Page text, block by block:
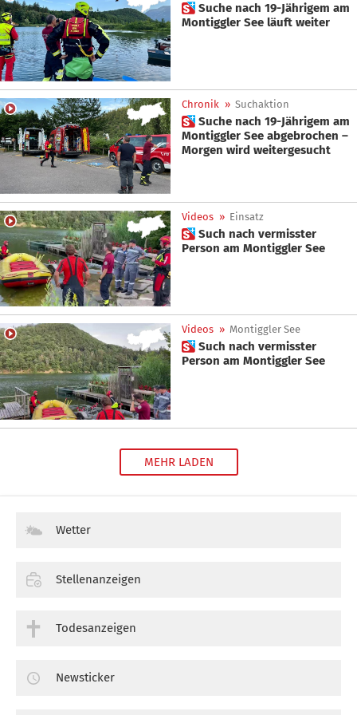
 Suche nach 19-Jährigem am
Montiggler See läuft weiter
Chronik » Suchaktion
 Suche nach 19-Jährigem am
Montiggler See abgebrochen –
Morgen wird weitergesucht
Videos » Einsatz
 Such nach vermisster
Person am Montiggler See
Videos » Montiggler See
 Such nach vermisster
Person am Montiggler See
MEHR LADEN
Wetter
Stellenanzeigen
Todesanzeigen
Newsticker